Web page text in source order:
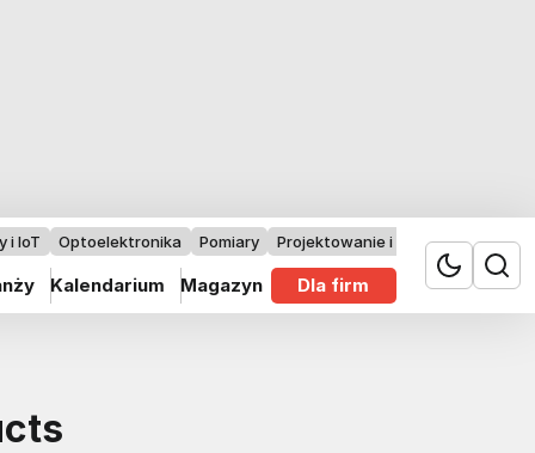
i IoT Optoelektronika Pomiary Projektowanie i badania
Kalendarium Magazyn Dla firm